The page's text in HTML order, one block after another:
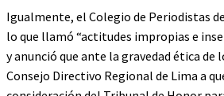
Igualmente, el Colegio de Periodistas
lo que llamó “actitudes impropias e
y anunció que ante la gravedad ética
Consejo Directivo Regional de Lima a